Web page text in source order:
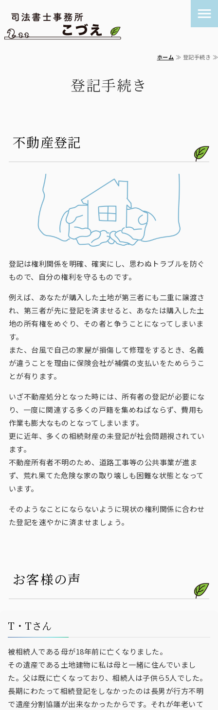
司法書士事務
ホーム ≫ 登記手続き ≫
登記手続き
不動産登記
登記は権利関係を明確、確実にし、思わぬトラブルを防ぐ
もので、自分の権利を守るものです。
例えば、あなたが購入した土地が第三者にも二重に譲渡さ
れ、第三者が先に登記を済ませると、あなたは購入した土
地の所有権をめぐり、その者と争うことになってしまいま
す。
また、台風で自己の家屋が損傷して修理をするとき、名義
が違うことを理由に保険会社が補償の支払いをためらうこ
とが有ります。
いざ不動産処分となった時には、所有者の登記が必要にな
り、一度に関連する多くの戸籍を集めねばならず、費用も
作業も膨大なものとなってしまいます。
更に近年、多くの相続財産の未登記が社会問題視されてい
ます。
不動産所有者不明のため、道路工事等の公共事業が進ま
ず、荒れ果てた危険な家の取り壊しも困難な状態となって
います。
そのようなことにならないように現状の権利関係に合わせ
た登記を速やかに済ませましょう。
お客様の声
T・Tさん
被相続人である母が18年前に亡くなりました。
その遺産である土地建物に私は母と一緒に住んでいまし
た。父は既に亡くなっており、相続人は子供ら5人でした。
長期にわたって相続登記をしなかったのは長男が行方不明
で遺産分割協議が出来なかったからです。それが年老いて